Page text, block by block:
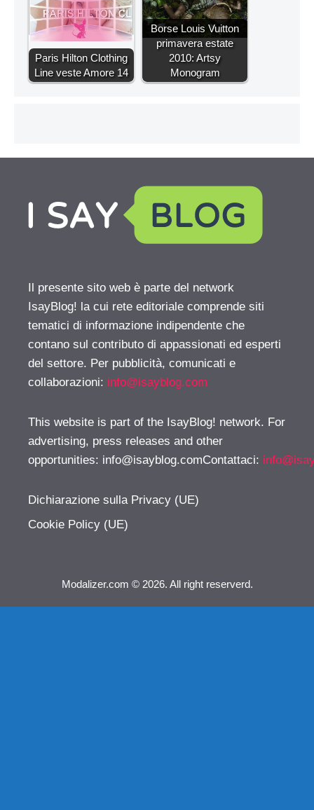
Paris Hilton Clothing
Line veste Amore 14
Borse Louis Vuitton
primavera estate
2010: Artsy
Monogram
Il presente sito web è parte del network
IsayBlog! la cui rete editoriale comprende siti
tematici di informazione indipendente che
contano sul contributo di appassionati ed esperti
del settore. Per pubblicità, comunicati e
collaborazioni: info@isayblog.com
This website is part of the IsayBlog! network. For
advertising, press releases and other
opportunities: info@isayblog.comContattaci:
Dichiarazione sulla Privacy (UE)
Cookie Policy (UE)
Modalizer.com © 2026. All right reserverd.